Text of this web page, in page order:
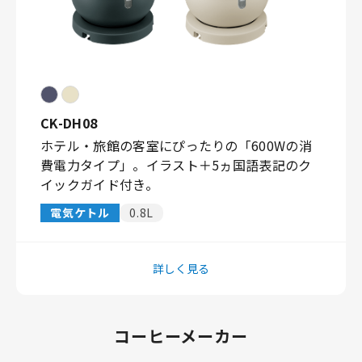
CK-DH08
ホテル・旅館の客室にぴったりの「600Wの消
費電力タイプ」。イラスト＋5ヵ国語表記のク
イックガイド付き。
電気ケトル 0.8L
詳しく見る
コーヒーメーカー